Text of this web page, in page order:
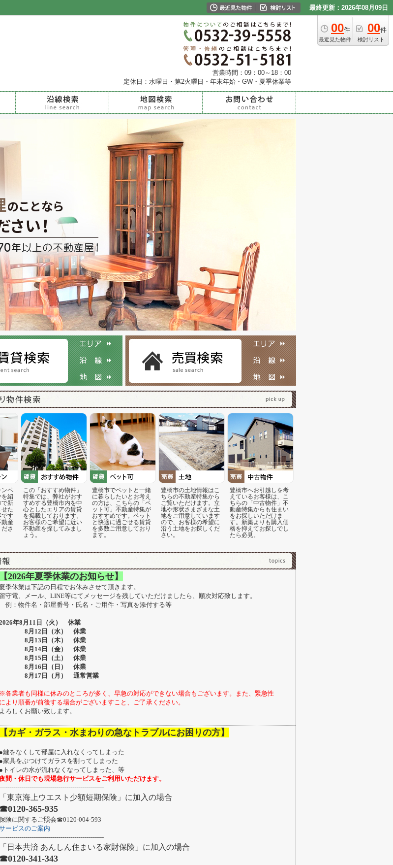
最終更新：2026年08月09日
00件
最近見た物件
00件
検討リスト
営業時間：09：00～18：00
定休日：水曜日・第2火曜日・年末年始・GW・夏季休業等
ンペ
を紹
で新
せた
です
動産
さ
この「おすすめ物件」
特集では、弊社がおす
すめする豊橋市内を中
心としたエリアの賃貸
を掲載しております。
お客様のご希望に近い
不動産を探してみまし
ょう。
豊橋市でペットと一緒
に暮らしたいとお考え
の方は、こちらの「ペ
ット可」不動産特集が
おすすめです。ペット
と快適に過ごせる賃貸
を多数ご用意しており
ます。
豊橋市の土地情報はこ
ちらの不動産特集から
ご覧いただけます。立
地や形状さまざまな土
地をご用意しています
ので、お客様の希望に
沿う土地をお探しくだ
さい。
豊橋市へお引越しを考
えているお客様は、こ
ちらの「中古物件」不
動産特集からも住まい
をお探しいただけま
す。新築よりも購入価
格を抑えてお探しでし
たら必見。
【2026年夏季休業のお知らせ】
夏季休業は下記の日程でお休みさせて頂きます。
留守電、メール、LINE等にてメッセージを残していただけましたら、順次対応致します。
例：物件名・部屋番号・氏名・ご用件・写真を添付する等
年8月11日（火） 休業
8月12日（水） 休業
8月13日（木） 休業
8月14日（金） 休業
8月15日（土） 休業
8月16日（日） 休業
8月17日（月） 通常営業
※各業者も同様に休みのところが多く、早急の対応ができない場合もございます。また、緊急性
により順番が前後する場合がございますこと、ご了承ください。
よろしくお願い致します。
【カギ・ガラス・水まわりの急なトラブルにお困りの方】
●鍵をなくして部屋に入れなくってしまった
●家具をぶつけてガラスを割ってしまった
●トイレの水が流れなくなってしまった、等
間・休日でも現場急行サービスをご利用いただけます。
「東京海上ウエスト少額短期保険」に加入の場合
☎0120-365-935
険に関するご照会☎0120-004-593
ービスのご案内
「日本共済 あんしん住まいる家財保険」に加入の場合
☎0120-341-343